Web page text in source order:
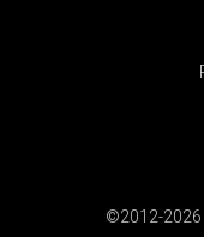
©2012-2026